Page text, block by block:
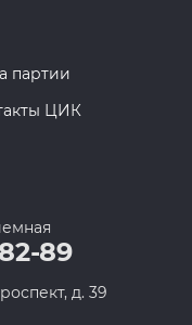
партии
ЦИК
89
д. 39